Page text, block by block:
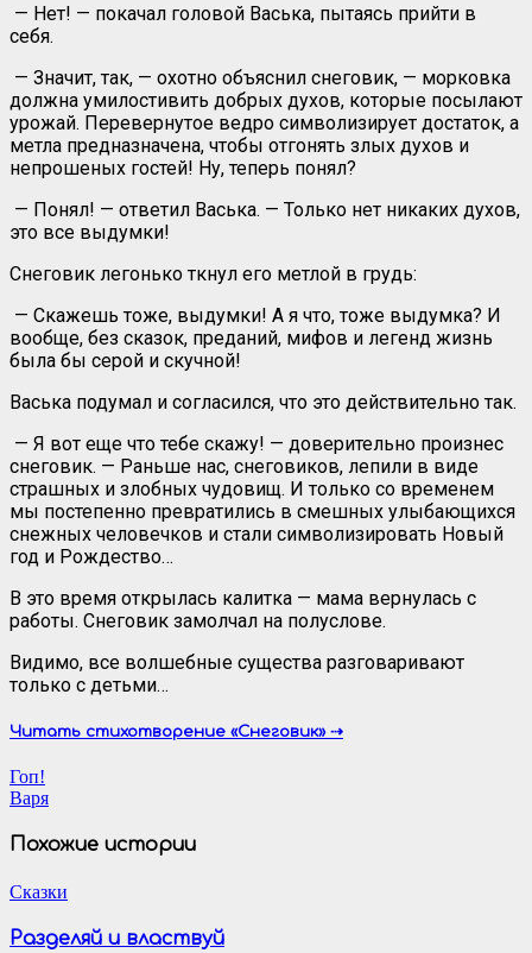
— Нет! — покачал головой Васька, пытаясь прийти в
себя.
— Значит, так, — охотно объяснил снеговик, — морковка
должна умилостивить добрых духов, которые посылают
урожай. Перевернутое ведро символизирует достаток, а
метла предназначена, чтобы отгонять злых духов и
непрошеных гостей! Ну, теперь понял?
— Понял! — ответил Васька. — Только нет никаких духов,
это все выдумки!
Снеговик легонько ткнул его метлой в грудь:
— Скажешь тоже, выдумки! А я что, тоже выдумка? И
вообще, без сказок, преданий, мифов и легенд жизнь
была бы серой и скучной!
Васька подумал и согласился, что это действительно так.
— Я вот еще что тебе скажу! — доверительно произнес
снеговик. — Раньше нас, снеговиков, лепили в виде
страшных и злобных чудовищ. И только со временем
мы постепенно превратились в смешных улыбающихся
снежных человечков и стали символизировать Новый
год и Рождество…
В это время открылась калитка — мама вернулась с
работы. Снеговик замолчал на полуслове.
Видимо, все волшебные существа разговаривают
только с детьми…
Читать стихотворение «Снеговик» ⇢
Навигация
по
записям
Гоп!
Варя
Похожие истории
Сказки
Разделяй и властвуй